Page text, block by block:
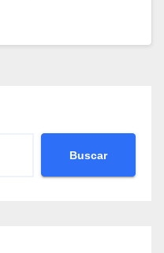
Buscar